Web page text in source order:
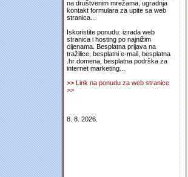
na društvenim mrežama, ugradnja
kontakt formulara za upite sa web
stranica...
Iskoristite ponudu: izrada web
stranica i hosting po najnižim
cijenama. Besplatna prijava na
tražilice, besplatni e-mail, besplatna
.hr domena, besplatna podrška za
internet marketing...
>> Link na ponudu za web stranice
>>
8. 8. 2026.